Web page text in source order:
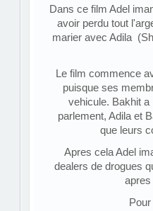
Dans ce film Adel
avoir perdu tout
marier avec Adila
Le film commence
puisque ses
vehicule. Bakhit a
parlement, Adila et
que leurs
Apres cela Adel
dealers de drogues